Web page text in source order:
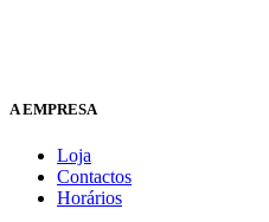
A EMPRESA
Loja
Contactos
Horários